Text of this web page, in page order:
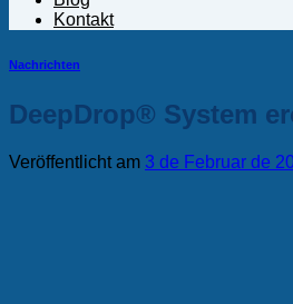
Kontakt
Nachrichten
DeepDrop® System
Veröffentlicht am 3 de Februar de